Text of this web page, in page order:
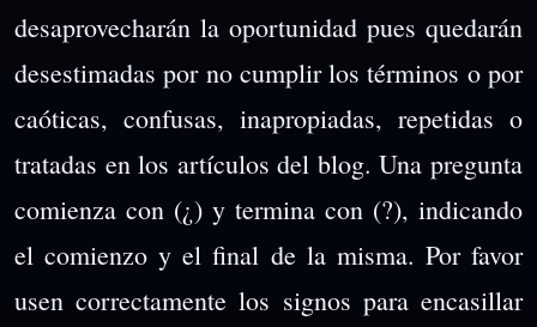
desaprovecharán la oportunidad pues quedarán
desestimadas por no cumplir los términos o por
caóticas, confusas, inapropiadas, repetidas o
tratadas en los artículos del blog. Una pregunta
comienza con (¿) y termina con (?), indicando
el comienzo y el final de la misma. Por favor
usen correctamente los signos para encasillar